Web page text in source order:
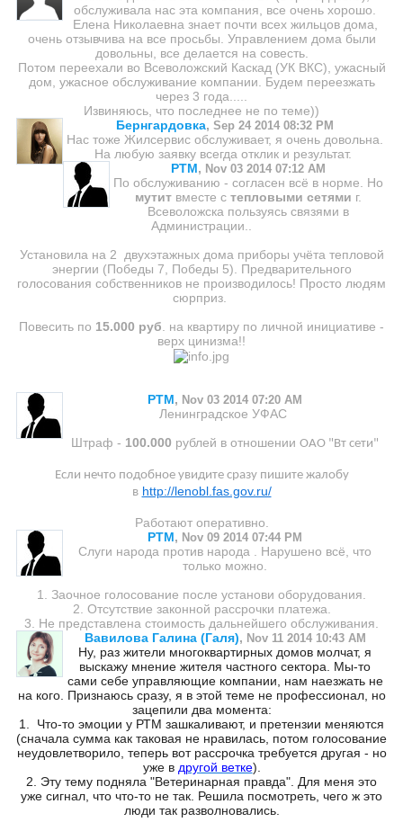
обслуживала нас эта компания, все очень хорошо.
Елена Николаевна знает почти всех жильцов дома,
очень отзывчива на все просьбы. Управлением дома были
довольны, все делается на совесть.
Потом переехали во Всеволожский Каскад (УК ВКС), ужасный
дом, ужасное обслуживание компании. Будем переезжать
через 3 года.....
Извиняюсь, что последнее не по теме))
Бернгардовка, Sep 24 2014 08:32 PM
Нас тоже Жилсервис обслуживает, я очень довольна.
На любую заявку всегда отклик и результат.
PTM, Nov 03 2014 07:12 AM
По обслуживанию - согласен всё в норме. Но
мутит вместе с тепловыми сетями г.
Всеволожска пользуясь связями в
Администрации..
Установила на 2 двухэтажных дома приборы учёта тепловой
энергии (Победы 7, Победы 5). Предварительного
голосования собственников не производилось! Просто людям
сюрприз.
Повесить по 15.000 руб . на квартиру по личной инициативе -
верх цинизма!!
PTM, Nov 03 2014 07:20 AM
Ленинградское УФАС
Штраф - 100.000 рублей в отношении ОАО "Вт сети"
Если нечто подобное увидите сразу пишите жалобу
в http://lenobl.fas.gov.ru/
Работают оперативно.
PTM, Nov 09 2014 07:44 PM
Слуги народа против народа . Нарушено всё, что
только можно.
1. Заочное голосование после установи оборудования.
2. Отсутствие законной рассрочки платежа.
3. Не представлена стоимость дальнейшего обслуживания.
Вавилова Галина (Галя), Nov 11 2014 10:43 AM
Ну, раз жители многоквартирных домов молчат, я
выскажу мнение жителя частного сектора. Мы-то
сами себе управляющие компании, нам наезжать не
на кого. Признаюсь сразу, я в этой теме не профессионал, но
зацепили два момента:
1. Что-то эмоции у РТМ зашкаливают, и претензии меняются
(сначала сумма как таковая не нравилась, потом голосование
неудовлетворило, теперь вот рассрочка требуется другая - но
уже в другой ветке).
2. Эту тему подняла "Ветеринарная правда". Для меня это
уже сигнал, что что-то не так. Решила посмотреть, чего ж это
люди так разволновались.